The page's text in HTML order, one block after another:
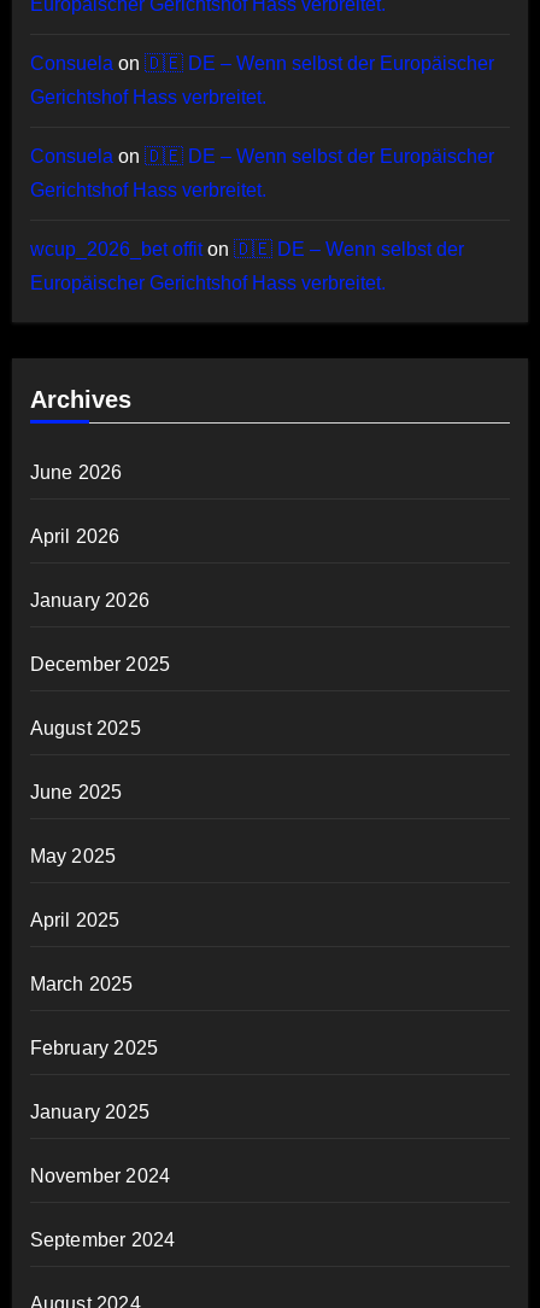
Europäischer Gerichtshof Hass verbreitet.
Consuela on 🇩🇪 DE – Wenn selbst der Europäischer
Gerichtshof Hass verbreitet.
Consuela on 🇩🇪 DE – Wenn selbst der Europäischer
Gerichtshof Hass verbreitet.
wcup_2026_bet offiton 🇩🇪 DE – Wenn selbst der
Europäischer Gerichtshof Hass verbreitet.
Archives
June 2026
April 2026
January 2026
December 2025
August 2025
June 2025
May 2025
April 2025
March 2025
February 2025
January 2025
November 2024
September 2024
August 2024